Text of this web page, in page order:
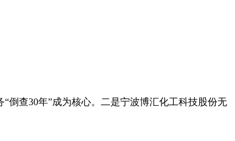
查30年”成为核心。二是宁波博汇化工科技股份无